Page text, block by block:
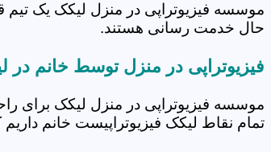
موسسه فیزیوتراپی در منزل لیکک یک تیم
حال خدمت رسانی هستند.
فیزیوتراپی در منزل توسط خانم در
موسسه فیزیوتراپی در منزل لیکک برای
تمام نقاط لیکک فیزیوتراپیست خانم داریم